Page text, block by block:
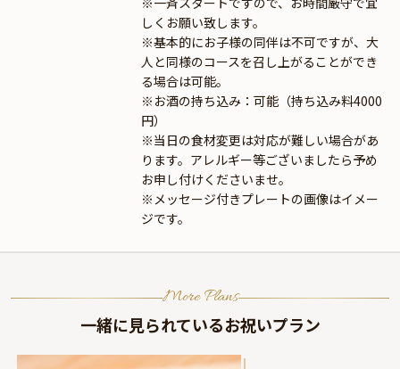
しくお願い致します。
※基本的にお子様の同伴は不可ですが、大
人と同様のコースを召し上がることができ
る場合は可能。
※お酒の持ち込み：可能（持ち込み料4000
円）
※当日の食材変更は対応が難しい場合があ
ります。アレルギー等ございましたら予め
お申し付けくださいませ。
※メッセージ付きプレートの画像はイメー
ジです。
More Plans
一緒に見られているお祝いプラン